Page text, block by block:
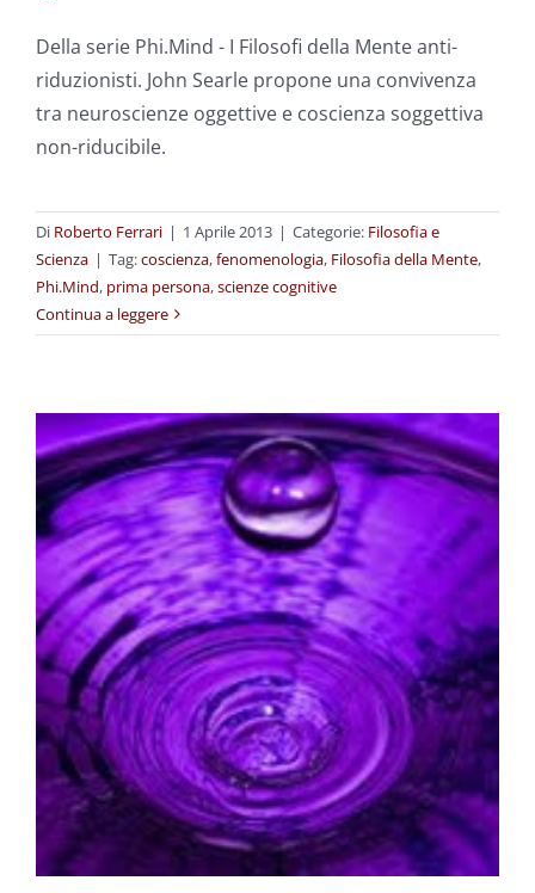
Della serie Phi.Mind - I Filosofi della Mente anti-
riduzionisti. John Searle propone una convivenza
tra neuroscienze oggettive e coscienza soggettiva
non-riducibile.
Di Roberto Ferrari | 1 Aprile 2013 | Categorie: Filosofia e
Scienza | Tag:coscienza,fenomenologia, Filosofia della Mente,
Phi.Mind, prima persona,scienze cognitive
Continua a leggere